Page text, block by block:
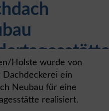
Holste wurde von
Dachdeckerei ein
Neubau für eine
realisiert.